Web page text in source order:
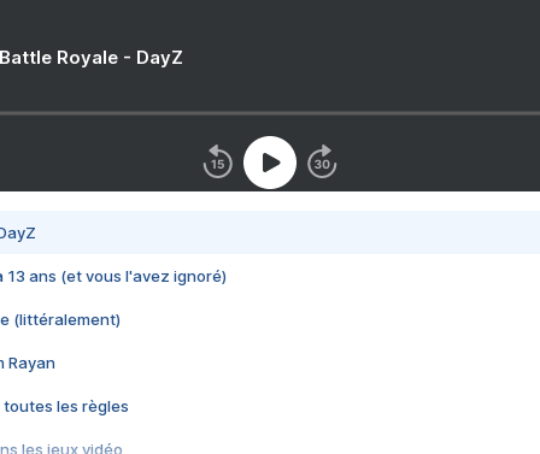
Royale - DayZ
13 ans (et vous l'avez ignoré)
(littéralement)
Rayan
toutes les règles
les jeux vidéo